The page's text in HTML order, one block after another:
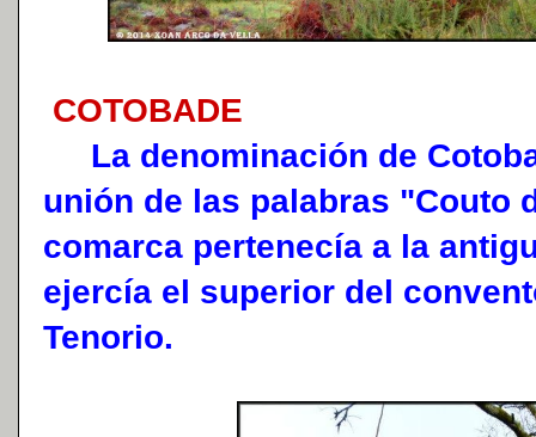
COTOBADE
La denominación de
unión de las palabras "Couto
comarca pertenecía a la
ejercía el superior del
Tenorio.